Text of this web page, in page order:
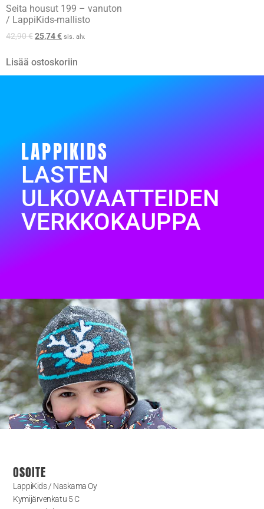
Seita housut 199 – vanuton
/ LappiKids-mallisto
42,90€25,74€ sis. alv.
Lisää ostoskoriin
LAPPIKIDS
LASTEN
ULKOVAATTEIDEN
VERKKOKAUPPA
OSOITE
LappiKids / Naskama Oy
Kymijärvenkatu 5 C